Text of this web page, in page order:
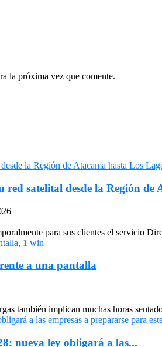
la próxima vez que comente.
satelital desde la Región de
para sus clientes el servicio
a una pantalla
también implican muchas horas
nueva ley obligará a las...